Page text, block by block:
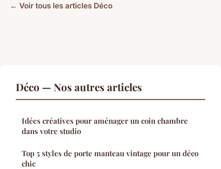
← Voir tous les articles Déco
Déco — Nos autres articles
Idées créatives pour aménager un coin chambre
dans votre studio
Top 5 styles de porte manteau vintage pour un déco
chic